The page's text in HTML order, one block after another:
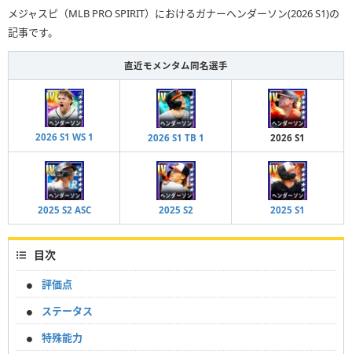
メジャスピ（MLB PRO SPIRIT）におけるガナーヘンダーソン(2026 S1)の
記事です。
直近モメンタム同名選手
2026 S1 WS 1 2026 S1 TB 1 2026 S1
2025 S2 ASC 2025 S2 2025 S1
目次
評価点
ステータス
特殊能力